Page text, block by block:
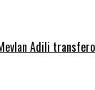
Adili